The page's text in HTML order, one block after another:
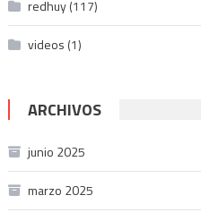
redhuy(117)
videos (1)
ARCHIVOS
junio 2025
marzo 2025